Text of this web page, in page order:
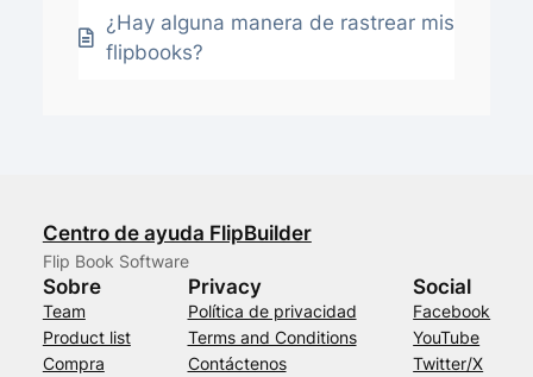
¿Hay alguna manera de rastrear mis
flipbooks?
Centro de ayuda FlipBuilder
Flip Book Software
Sobre
Team
Product list
Compra
Privacy
Política de privacidad
Terms and Conditions
Contáctenos
Social
Facebook
YouTube
Twitter/X